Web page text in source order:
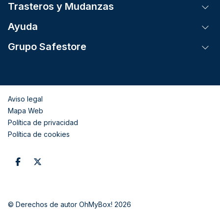
Trasteros y Mudanzas
Ayuda
Grupo Safestore
Aviso legal
Mapa Web
Política de privacidad
Política de cookies
© Derechos de autor OhMyBox! 2026